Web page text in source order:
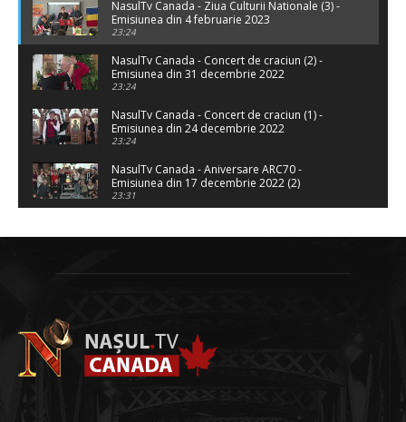
NasulTv Canada - Ziua Culturii Nationale (3) -
Emisiunea din 4 februarie 2023
23:24
NasulTv Canada - Concert de craciun (2) -
Emisiunea din 31 decembrie 2022
23:24
NasulTv Canada - Concert de craciun (1) -
Emisiunea din 24 decembrie 2022
23:24
NasulTv Canada - Aniversare ARC70 -
Emisiunea din 17 decembrie 2022 (2)
23:31
Emisiunea din 10 decembrie 2022 (1)
NasulTv Canada - XONIA la Montreal -
NasulTV Canada - Fadi KOD & Xonia -
Emisiunea din 5 noiembrie 2022
23:25